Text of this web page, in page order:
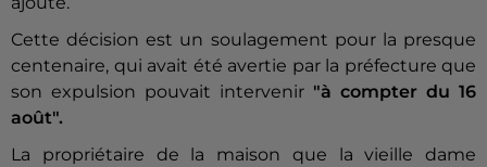
Cette décision est un soulagement pour la presque
centenaire, qui avait été avertie par la préfecture que
son expulsion pouvait intervenir "à compter du 16
août".
La propriétaire de la maison que la vieille dame